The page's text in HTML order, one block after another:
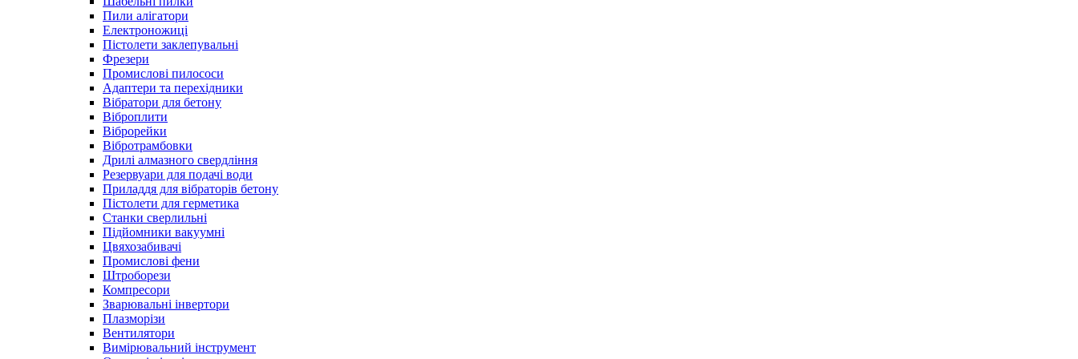
Пили алігатори
Електроножиці
Пістолети заклепувальні
Фрезери
Промислові пилососи
Адаптери та перехідники
Вібратори для бетону
Віброплити
Віброрейки
Вібротрамбовки
Дрилі алмазного свердління
Резервуари для подачі води
Приладдя для вібраторів бетону
Пістолети для герметика
Станки сверлильні
Підйомники вакуумні
Цвяхозабивачі
Промислові фени
Штроборези
Компресори
Зварювальні інвертори
Плазморізи
Вентилятори
Вимірювальний інструмент